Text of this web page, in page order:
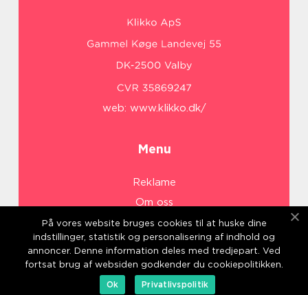
web: www.klikko.dk/
Menu
Reklame
Om oss
Cookies
Kontakt Oss
Sitemap
På vores website bruges cookies til at huske dine
indstillinger, statistik og personalisering af indhold og
annoncer. Denne information deles med tredjepart. Ved
fortsat brug af websiden godkender du cookiepolitikken.
Ok
Privatlivspolitik